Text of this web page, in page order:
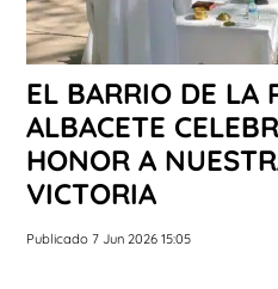
EL BARRIO DE LA
ALBACETE
HONOR A
VICTORIA
Publicado 7 Jun 2026 15:05